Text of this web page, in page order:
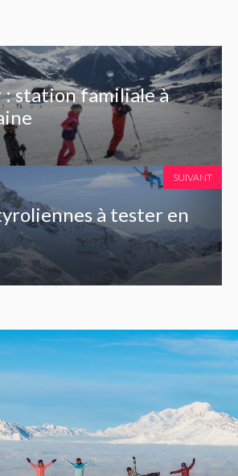
: station familiale à
à tester en
SUIVANT